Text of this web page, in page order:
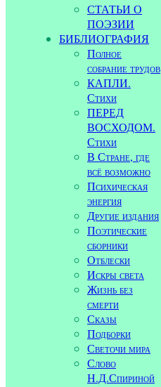
СТАТЬИ О
ПОЭЗИИ
БИБЛИОГРАФИЯ
Полное
собрание трудов
КАПЛИ.
Стихи
ПЕРЕД
ВОСХОДОМ.
Стихи
В Стране, где
всё возможно
Психическая
энергия
Другие издания
Поэтические
сборники
Отблески
Искры света
Жизнь без
смерти
Сказы
Подборки
Светочи мира
Слово
Н.Д.Спириной